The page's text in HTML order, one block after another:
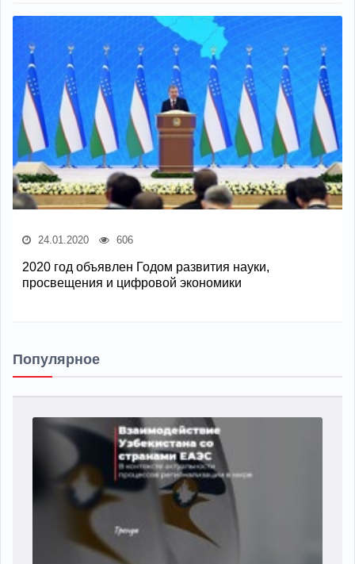
24.01.2020 606
2020 год объявлен Годом развития науки,
просвещения и цифровой экономики
Популярное